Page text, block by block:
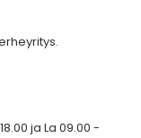
ja La 09.00 -